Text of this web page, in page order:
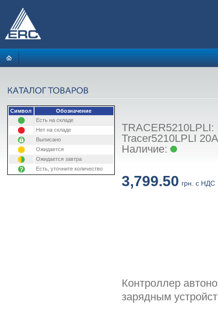
Символ
Обозначение
Есть на складе
Нет на складе
Выписано
Ожидается
Ожидается завтра
Есть, уточните количество
Tracer5210LPLI
Наличие:
3,799.50 грн. с НДС
Контроллер
зарядным